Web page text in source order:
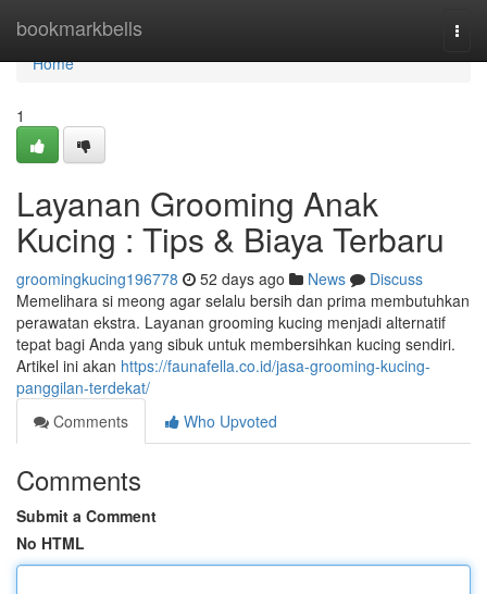
bookmarkbells
Home
Home
1
Layanan Grooming Anak
Kucing : Tips & Biaya Terbaru
groomingkucing196778 52 days ago News
Discuss
Memelihara si meong agar selalu bersih dan prima membutuhkan
perawatan ekstra. Layanan grooming kucing menjadi alternatif
tepat bagi Anda yang sibuk untuk membersihkan kucing sendiri.
Artikel ini akan https://faunafella.co.id/jasa-grooming-kucing-
panggilan-terdekat/
Comments
Who Upvoted
Comments
Submit a Comment
No HTML